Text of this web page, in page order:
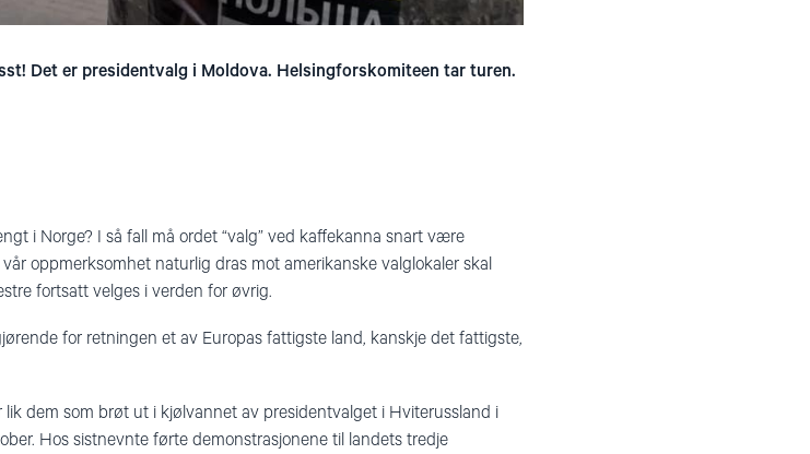
Det er presidentvalg i Moldova. Helsingforskomiteen tar turen.
i Norge? I så fall må ordet “valg” ved kaffekanna snart være
oppmerksomhet naturlig dras mot amerikanske valglokaler skal
fortsatt velges i verden for øvrig.
for retningen et av Europas fattigste land, kanskje det fattigste,
dem som brøt ut i kjølvannet av presidentvalget i Hviterussland i
Hos sistnevnte førte demonstrasjonene til landets tredje